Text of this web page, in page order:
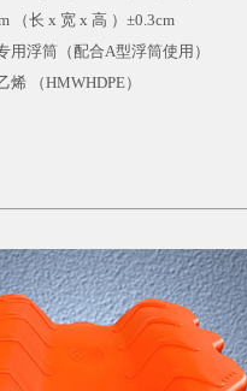
（长 x 宽 x 高 ）±0.3cm
用浮筒（配合A型浮筒使用）
（HMWHDPE）